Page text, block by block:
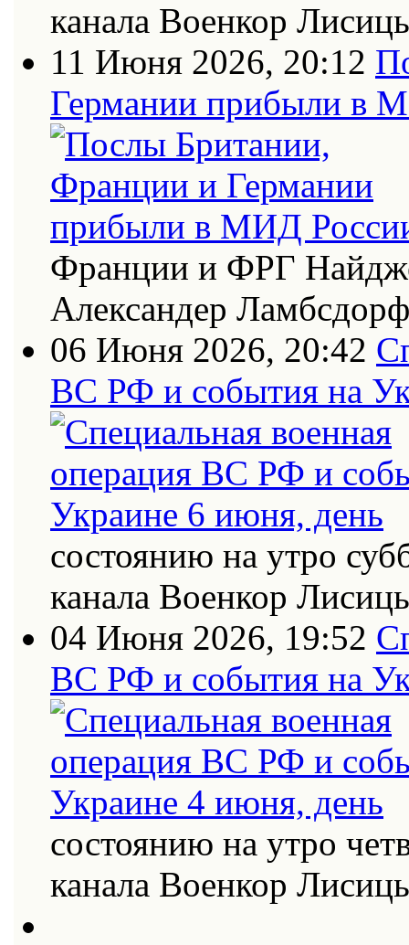
канала Военкор
11 Июня 2026, 20:12
Германии прибыли в
Франции и ФРГ
Александер
06 Июня 2026, 20:42
ВС РФ и события на
состоянию на утро
канала Военкор
04 Июня 2026, 19:52
ВС РФ и события на
состоянию на утро
канала Военкор